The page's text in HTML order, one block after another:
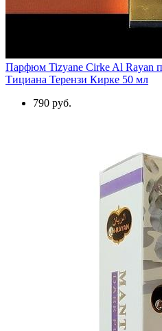
Парфюм Tizyane Cirke Al Rayan
Тициана Терензи Кирке 50 мл
790 руб.